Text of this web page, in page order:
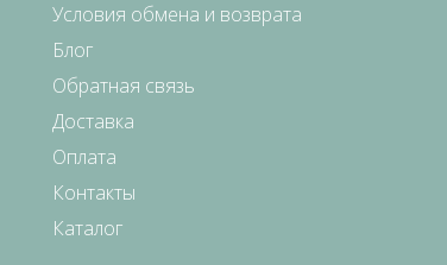
Условия обмена и возврата
Блог
Обратная связь
Доставка
Оплата
Контакты
Каталог